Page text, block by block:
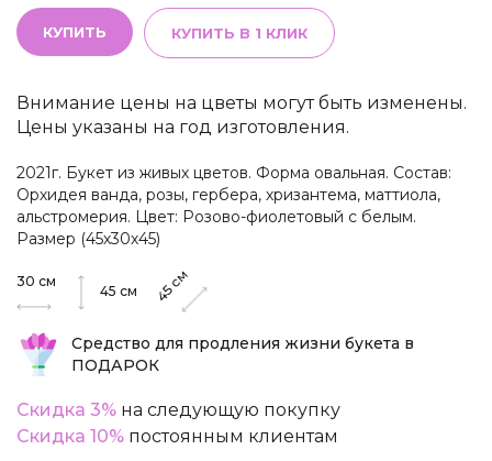
КУПИТЬ КУПИТЬ В 1 КЛИК
Внимание цены на цветы могут быть изменены.
Цены указаны на год изготовления.
2021г. Букет из живых цветов. Форма овальная. Состав:
Орхидея ванда, розы, гербера, хризантема, маттиола,
альстромерия. Цвет: Розово-фиолетовый с белым.
Размер (45х30х45)
30 см
45 см 45
см
Средство для продления жизни букета в
ПОДАРОК
Скидка 3% на следующую покупку
Скидка 10% постоянным клиентам